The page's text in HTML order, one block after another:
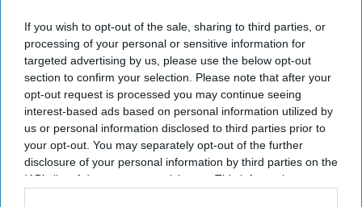
If you wish to opt-out of the sale, sharing to third parties, or
processing of your personal or sensitive information for
targeted advertising by us, please use the below opt-out
section to confirm your selection. Please note that after your
opt-out request is processed you may continue seeing
interest-based ads based on personal information utilized by
us or personal information disclosed to third parties prior to
your opt-out. You may separately opt-out of the further
disclosure of your personal information by third parties on the
IAB’s list of downstream participants. This information may
programs.
Newsletter
Subscribe to our weekly newsletter here